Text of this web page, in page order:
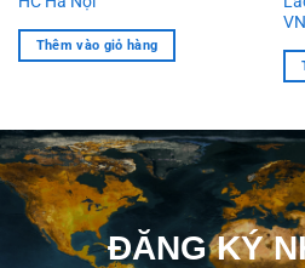
Thêm vào giỏ hàng
ĐĂNG KÝ